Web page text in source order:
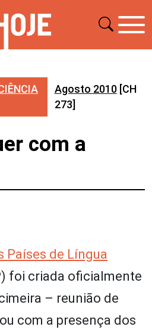
Agosto 2010[CH
273]
com a
Países de Língua
foi criada oficialmente
– reunião de
com a presença dos